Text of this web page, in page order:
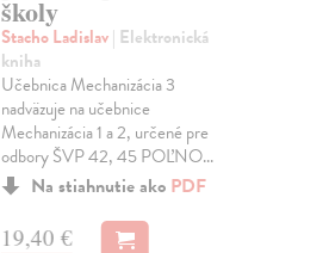
školy
Stacho Ladislav| Elektronická
kniha
Učebnica Mechanizácia 3
nadväzuje na učebnice
Mechanizácia 1 a 2, určené pre
odbory ŠVP 42, 45 POĽNO...
Na stiahnutie ako PDF
19,40 €